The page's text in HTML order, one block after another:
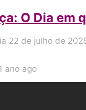
O Dia em
22 de julho de
ano ago